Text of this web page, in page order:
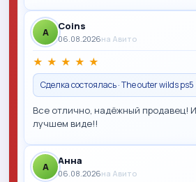
A Coins
06.08.2026на Авито
★ ★ ★ ★ ★
Сделка состоялась · The outer wilds ps5
Все отлично, надёжный продавец!
лучшем виде!!
A Анна
06.08.2026на Авито